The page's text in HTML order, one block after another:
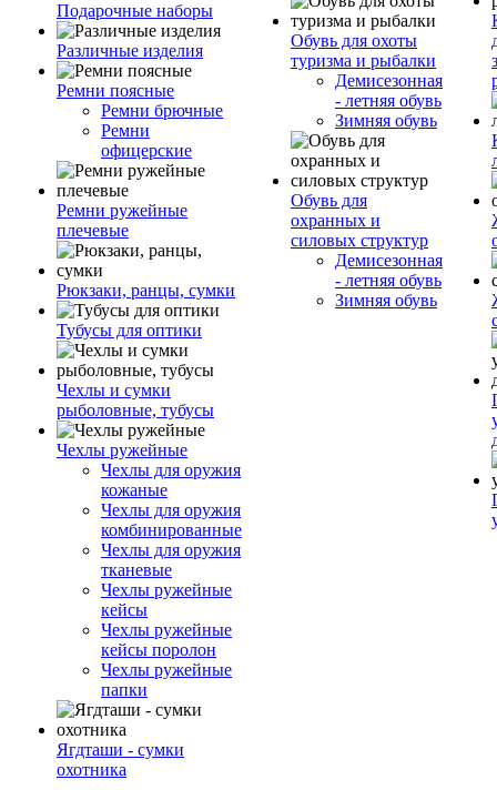
Подарочные наборы
Различные изделия
Ремни поясные
Ремни брючные
Ремни
офицерские
Ремни ружейные
плечевые
Рюкзаки, ранцы, сумки
Тубусы для оптики
Чехлы и сумки
рыболовные, тубусы
Чехлы ружейные
Чехлы для оружия
кожаные
Чехлы для оружия
комбинированные
Чехлы для оружия
тканевые
Чехлы ружейные
кейсы
Чехлы ружейные
кейсы поролон
Чехлы ружейные
папки
Ягдташи - сумки
охотника
Обувь для охоты
туризма и рыбалки
Демисезонная
- летняя обувь
Зимняя обувь
Обувь для
охранных и
силовых структур
Демисезонная
- летняя обувь
Зимняя обувь